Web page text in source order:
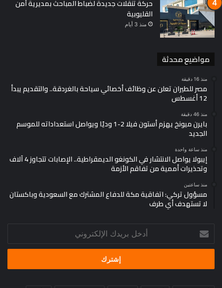
حركة تنقلات جديدة لضباط المباحث بمديرية أمن
القليوبية
منذ 3 أيام
مواضيع محدثة
منذ 16 دقيقة
مصر للطيران تعلن عن وظائف أخصائي سياحة بالغردقة.. والتقديم يبدأ
12 أغسطس
منذ 46 دقيقة
بايرن ميونخ يهزم أستون فيلا 2-1 وديًا ويواصل استعداداته للموسم
الجديد
منذ ساعة واحدة
إيبولا يواصل الانتشار في الكونغو الديمقراطية.. الإصابات تتجاوز 4 آلاف
وتحذيرات أممية من تفاقم الأزمة
منذ ساعتين
مسؤول تركي: اتفاقية مكة للدفاع المشترك مع السعودية وباكستان
لا تستهدف أي طرف
بريدك
الإلكتروني